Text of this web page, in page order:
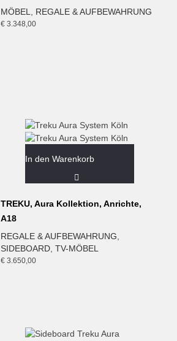
MÖBEL, REGALE & AUFBEWAHRUNG
€3.348,00
In den Warenkorb
TREKU, Aura Kollektion, Anrichte,
A18
REGALE & AUFBEWAHRUNG
SIDEBOARD, TV-MÖBEL
€3.650,00